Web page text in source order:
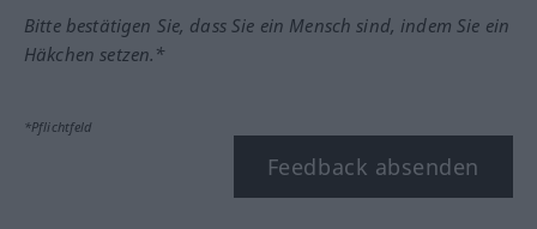
Bitte bestätigen Sie, dass Sie ein Mensch sind, indem Sie ein
Häkchen setzen.*
*Pflichtfeld
Feedback absenden